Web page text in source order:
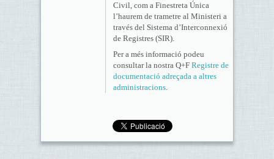
Civil, com a Finestreta Única
l’haurem de trametre al Ministeri a
través del Sistema d’Interconnexió
de Registres (SIR).
Per a més informació podeu
consultar la nostra Q+F Registre de
documentació adreçada a altres
administracions.